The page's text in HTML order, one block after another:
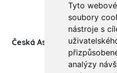
Tyto
soubory
nástroje s
analýzy
Sídlo
Česká Asociace Dětských